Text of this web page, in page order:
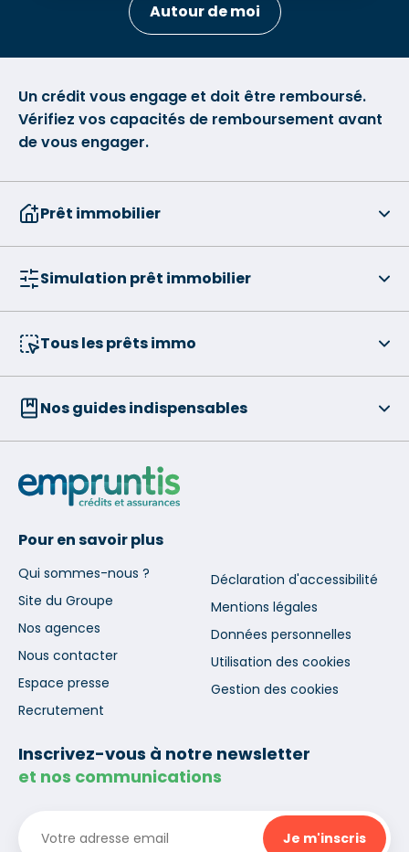
Autour de moi
Un crédit vous engage et doit être remboursé.
Vérifiez vos capacités de remboursement avant
de vous engager.
Prêt immobilier
Simulation prêt immobilier
Tous les prêts immo
Nos guides indispensables
Pour en savoir plus
Qui sommes-nous ?
Site du Groupe
Nos agences
Nous contacter
Espace presse
Recrutement
Déclaration d'accessibilité
Mentions légales
Données personnelles
Utilisation des cookies
Gestion des cookies
Inscrivez-vous à notre newsletter
et nos communications